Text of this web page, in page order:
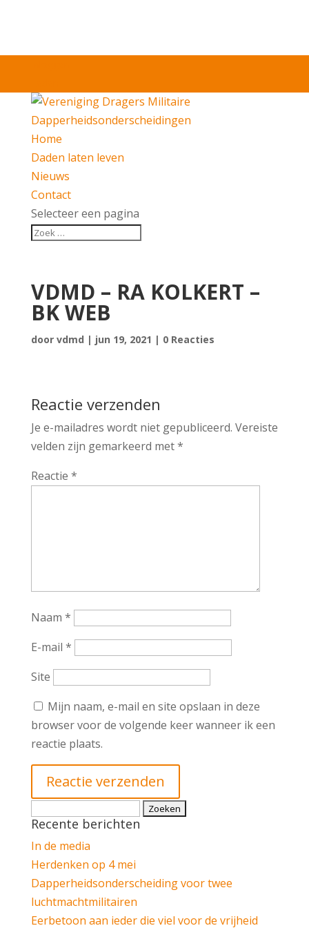
Home
Daden laten leven
Nieuws
Contact
Selecteer een pagina
VDMD – RA KOLKERT –
BK WEB
door vdmd | jun 19, 2021 | 0 Reacties
Reactie verzenden
Je e-mailadres wordt niet gepubliceerd. Vereiste
velden zijn gemarkeerd met*
Reactie *
Naam *
E-mail *
Site
Mijn naam, e-mail en site opslaan in deze
browser voor de volgende keer wanneer ik een
reactie plaats.
naar:
Recente berichten
In de media
Herdenken op 4 mei
Dapperheidsonderscheiding voor twee
luchtmachtmilitairen
Eerbetoon aan ieder die viel voor de vrijheid